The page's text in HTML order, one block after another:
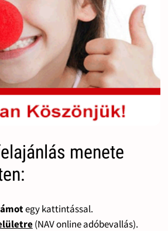
menete
egy kattintással.
(NAV online adóbevallás).